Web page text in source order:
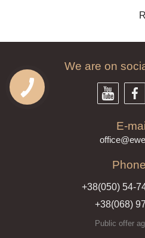
We are on
E-
office@ewe
+38(050) 54-7
+38(068) 97
Public offer